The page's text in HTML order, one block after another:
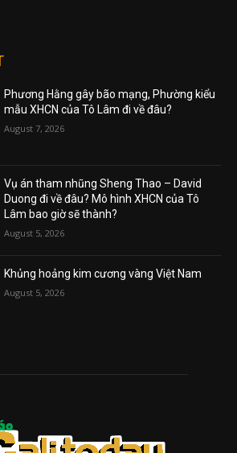
Phương Hằng gây bão mạng, Phường kiểu
mẫu XHCN của Tô Lâm đi về đâu?
August 7, 2026
Vụ án tham nhũng Sheng Thao – David
Duong đi về đâu? Mô hình XHCN của Tô
Lâm bao giờ sẽ thành?
August 5, 2026
Khủng hoảng kim cương vàng Việt Nam
August 5, 2026